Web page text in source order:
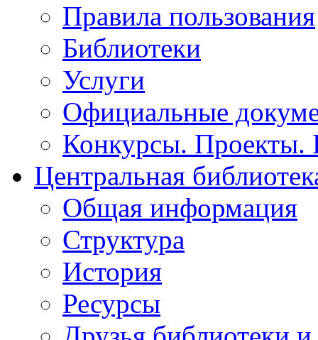
Правила пользования
Библиотеки
Услуги
Официальные
Конкурсы.
Центральная
Общая информация
Структура
История
Ресурсы